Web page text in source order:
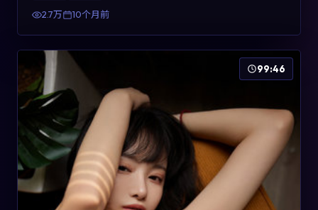
具有检索与收藏价值。
2.7万 10个月前
99:46